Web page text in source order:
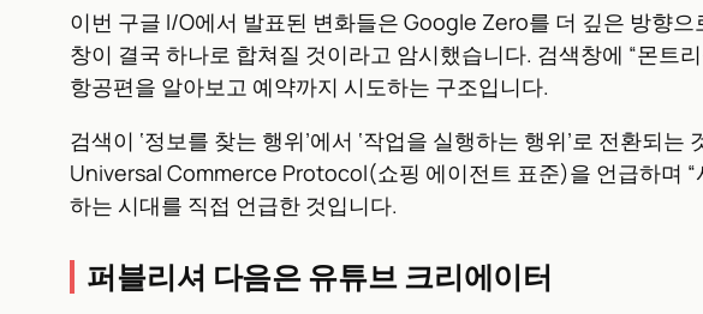
이번 구글 I/O에서 발표된 변화들은 Google Zero를 더 깊은 방향
창이 결국 하나로 합쳐질 것이라고 암시했습니다. 검색창에 “몬트
항공편을 알아보고 예약까지 시도하는 구조입니다.
검색이 ‘정보를 찾는 행위’에서 ‘작업을 실행하는 행위’로 전환되
Universal Commerce Protocol(쇼핑 에이전트 표준)을 언급하며
하는 시대를 직접 언급한 것입니다.
퍼블리셔 다음은 유튜브 크리에이터